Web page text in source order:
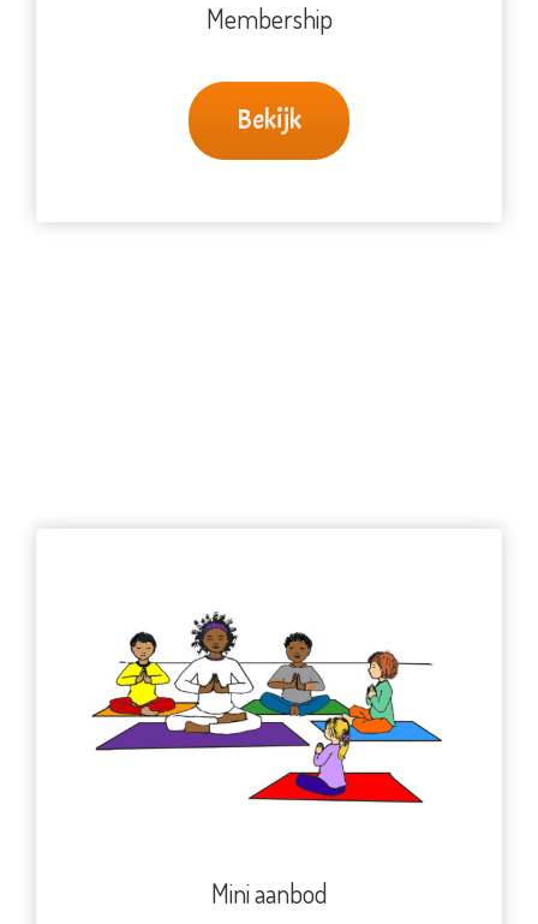
Membership
Bekijk
Mini aanbod